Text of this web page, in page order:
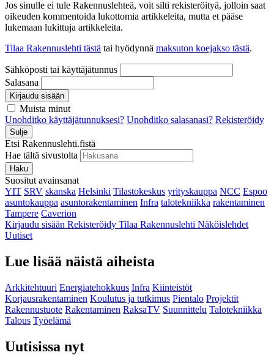
Jos sinulle ei tule Rakennuslehteä, voit silti rekisteröityä, jolloin saat
oikeuden kommentoida lukottomia artikkeleita, mutta et pääse
lukemaan lukittuja artikkeleita.
Tilaa Rakennuslehti tästä tai hyödynnä maksuton koejakso tästä.
Sähköposti tai käyttäjätunnus
Salasana
Kirjaudu sisään
Muista minut
Unohditko käyttäjätunnuksesi? Unohditko salasanasi? Rekisteröidy
Sulje
Etsi Rakennuslehti.fistä
Hae tältä sivustolta
Haku
Suositut avainsanat
YIT SRV skanska Helsinki Tilastokeskus yrityskauppa NCC Espoo
asuntokauppa asuntorakentaminen Infra talotekniikka rakentaminen
Tampere Caverion
Kirjaudu sisään Rekisteröidy Tilaa Rakennuslehti Näköislehdet
Uutiset
Lue lisää näistä aiheista
Arkkitehtuuri Energiatehokkuus Infra Kiinteistöt
Korjausrakentaminen Koulutus ja tutkimus Pientalo Projektit
Rakennustuote Rakentaminen RaksaTV Suunnittelu Talotekniikka
Talous Työelämä
Uutisissa nyt